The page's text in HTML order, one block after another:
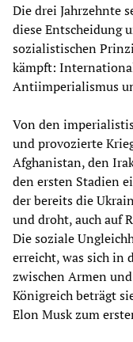
Die drei Jahrzehnte
diese Entscheidung
sozialistischen
kämpft:
Antiimperialismus
Von den
und provozierte
Afghanistan, den
den ersten Stadien
der bereits die
und droht, auch auf
Die soziale
erreicht, was sich in
zwischen Armen
Königreich beträgt
Elon Musk zum